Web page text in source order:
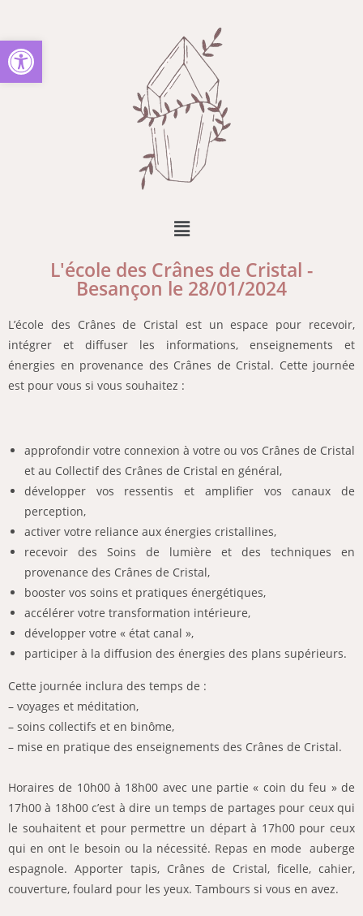
Ouvrir la barre d’outils
L'école des Crânes de Cristal -
Besançon le 28/01/2024
L’école des Crânes de Cristal est un espace pour recevoir,
intégrer et diffuser les informations, enseignements et
énergies en provenance des Crânes de Cristal. Cette journée
est pour vous si vous souhaitez :
approfondir votre connexion à votre ou vos Crânes de Cristal
et au Collectif des Crânes de Cristal en général,
développer vos ressentis et amplifier vos canaux de
perception,
activer votre reliance aux énergies cristallines,
recevoir des Soins de lumière et des techniques en
provenance des Crânes de Cristal,
booster vos soins et pratiques énergétiques,
accélérer votre transformation intérieure,
développer votre « état canal »,
participer à la diffusion des énergies des plans supérieurs.
Cette journée inclura des temps de :
– voyages et méditation,
– soins collectifs et en binôme,
– mise en pratique des enseignements des Crânes de Cristal.
Horaires de 10h00 à 18h00 avec une partie « coin du feu » de
17h00 à 18h00 c’est à dire un temps de partages pour ceux qui
le souhaitent et pour permettre un départ à 17h00 pour ceux
qui en ont le besoin ou la nécessité. Repas en mode auberge
espagnole. Apporter tapis, Crânes de Cristal, ficelle, cahier,
couverture, foulard pour les yeux. Tambours si vous en avez.